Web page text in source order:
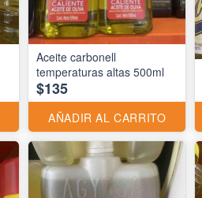
Aceite carbonell
temperaturas altas 500ml
$135
AÑADIR AL CARRITO